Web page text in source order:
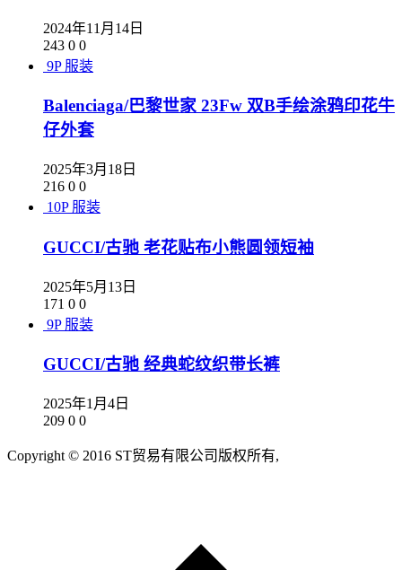
2024年11月14日
243 0 0
9P 服装
Balenciaga/巴黎世家 23Fw 双B手绘涂鸦印花牛
仔外套
2025年3月18日
216 0 0
10P 服装
GUCCI/古驰 老花贴布小熊圆领短袖
2025年5月13日
171 0 0
9P 服装
GUCCI/古驰 经典蛇纹织带长裤
2025年1月4日
209 0 0
Copyright © 2016 ST贸易有限公司版权所有,